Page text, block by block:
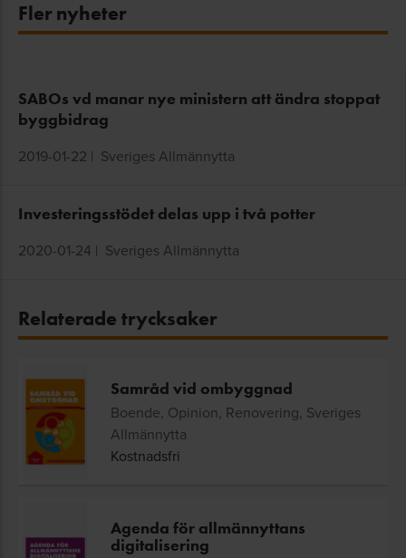
Fler nyheter
SABOs vd manar nye ministern att ändra stoppat
byggbidrag
2019-01-22 | Sveriges Allmännytta
Investeringsstödet delas upp i två potter
2020-01-24 | Sveriges Allmännytta
Relaterade trycksaker
Samråd vid ombyggnad
Boende, Opinion, Renovering, Sveriges
Allmännytta
Kostnadsfri
Agenda för allmännyttans
digitalisering